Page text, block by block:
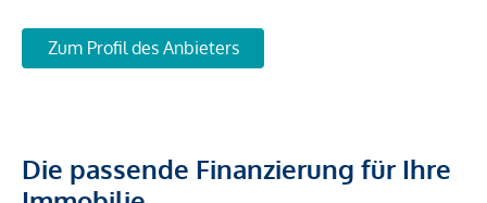
Zum Profil des Anbieters
Die passende Finanzierung für Ihre